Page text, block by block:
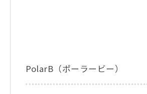
PolarB（ポーラービー）